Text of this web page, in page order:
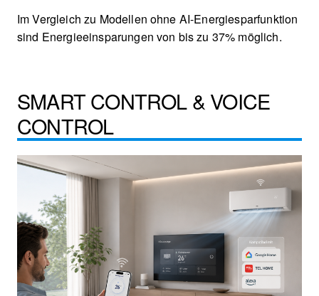
Im Vergleich zu Modellen ohne AI-Energiesparfunktion
sind Energieeinsparungen von bis zu 37% möglich.
SMART CONTROL & VOICE
CONTROL